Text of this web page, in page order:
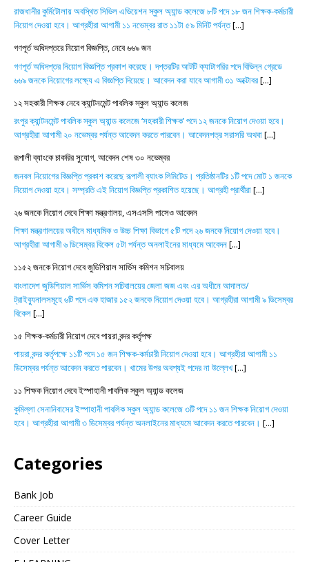
রাজধানীর কুর্মিটোলায় অবস্থিত সিভিল এভিয়েশন স্কুল অ্যান্ড কলেজে ৮টি পদে ১৮ জন শিক্ষক-কর্মচারী
নিয়োগ দেওয়া হবে। আগ্রহীরা আগামী ১১ নভেম্বর রাত ১১টা ৫৯ মিনিট পর্যন্ত[...]
গণপূর্ত অধিদপ্তরে নিয়োগ বিজ্ঞপ্তি, নেবে ৬৬৯ জন
গণপূর্ত অধিদপ্তর নিয়োগ বিজ্ঞপ্তি প্রকাশ করেছে। দপ্তরটির আটটি ক্যাটাগরির পদে বিভিন্ন গ্রেডে
৬৬৯ জনকে নিয়োগের লক্ষ্যে এ বিজ্ঞপ্তি দিয়েছে। আবেদন করা যাবে আগামী ৩১ অক্টোবর[...]
১২ সহকারী শিক্ষক নেবে ক্যান্টনমেন্ট পাবলিক স্কুল অ্যান্ড কলেজ
রংপুর ক্যান্টনমেন্ট পাবলিক স্কুল অ্যান্ড কলেজে ‘সহকারী শিক্ষক’ পদে ১২ জনকে নিয়োগ দেওয়া হবে।
আগ্রহীরা আগামী ২০ নভেম্বর পর্যন্ত আবেদন করতে পারবেন। আবেদনপত্র সরাসরি অথবা[...]
রূপালী ব্যাংকে চাকরির সুযোগ, আবেদন শেষ ৩০ নভেম্বর
জনবল নিয়োগের বিজ্ঞপ্তি প্রকাশ করেছে রূপালী ব্যাংক লিমিটেড। প্রতিষ্ঠানটির ১টি পদে মোট ১ জনকে
নিয়োগ দেওয়া হবে। সম্প্রতি এই নিয়োগ বিজ্ঞপ্তি প্রকাশিত হয়েছে। আগ্রহী প্রার্থীরা[...]
২৬ জনকে নিয়োগ দেবে শিক্ষা মন্ত্রণালয়, এসএসসি পাসেও আবেদন
শিক্ষা মন্ত্রণালয়ের অধীনে মাধ্যমিক ও উচ্চ শিক্ষা বিভাগে ৫টি পদে ২৬ জনকে নিয়োগ দেওয়া হবে।
আগ্রহীরা আগামী ৬ ডিসেম্বর বিকেল ৫টা পর্যন্ত অনলাইনের মাধ্যমে আবেদন[...]
১১৫২ জনকে নিয়োগ দেবে জুডিশিয়াল সার্ভিস কমিশন সচিবালয়
বাংলাদেশ জুডিশিয়াল সার্ভিস কমিশন সচিবালয়ের জেলা জজ এবং এর অধীনে আদালত/
ট্রাইব্যুনালসমূহে ৬টি পদে এক হাজার ১৫২ জনকে নিয়োগ দেওয়া হবে। আগ্রহীরা আগামী ৯ ডিসেম্বর
বিকেল[...]
১৫ শিক্ষক-কর্মচারী নিয়োগ দেবে পায়রা বন্দর কর্তৃপক্ষ
পায়রা বন্দর কর্তৃপক্ষে ১১টি পদে ১৫ জন শিক্ষক-কর্মচারী নিয়োগ দেওয়া হবে। আগ্রহীরা আগামী ১১
ডিসেম্বর পর্যন্ত আবেদন করতে পারবেন। খামের উপর অবশ্যই পদের না উল্লেখ[...]
১১ শিক্ষক নিয়োগ দেবে ইস্পাহানী পাবলিক স্কুল অ্যান্ড কলেজ
কুমিল্লা সেনানিবাসের ইস্পাহানী পাবলিক স্কুল অ্যান্ড কলেজে ৩টি পদে ১১ জন শিক্ষক নিয়োগ দেওয়া
হবে। আগ্রহীরা আগামী ৩ ডিসেম্বর পর্যন্ত অনলাইনের মাধ্যমে আবেদন করতে পারবেন। [...]
Categories
Bank Job
Career Guide
Cover Letter